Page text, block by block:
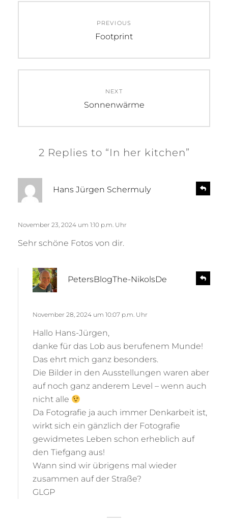
PREVIOUS
Previous
Footprint
NEXT
Next
Sonnenwärme
2 Replies to “In her kitchen”
Hans Jürgen Schermuly
November 23, 2024 um 1:10 p.m. Uhr
Sehr schöne Fotos von dir.
e
PetersBlogThe-NikolsDe
November 28, 2024 um 10:07 p.m. Uhr
Hallo Hans-Jürgen,
danke für das Lob aus berufenem Munde!
Das ehrt mich ganz besonders.
Die Bilder in den Ausstellungen waren aber
auf noch ganz anderem Level – wenn auch
nicht alle
Da Fotografie ja auch immer Denkarbeit ist,
wirkt sich ein gänzlich der Fotografie
gewidmetes Leben schon erheblich auf
den Tiefgang aus!
Wann sind wir übrigens mal wieder
zusammen auf der Straße?
GLGP
e